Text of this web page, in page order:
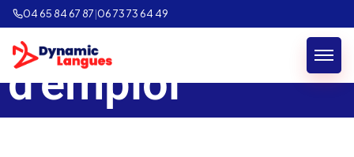
04 65 84 67 87|06 73 73 64 49
Annonces
d'emploi